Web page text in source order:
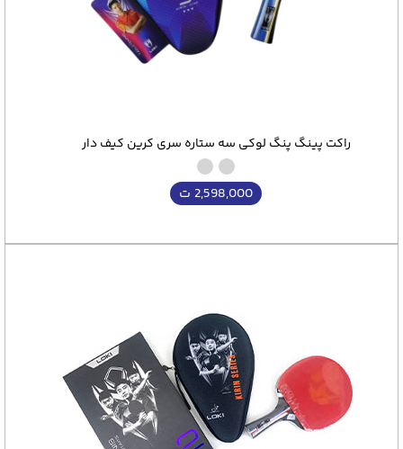
راکت پینگ پنگ لوکی سه ستاره سری کرین کیف دار
2,598,000 ت